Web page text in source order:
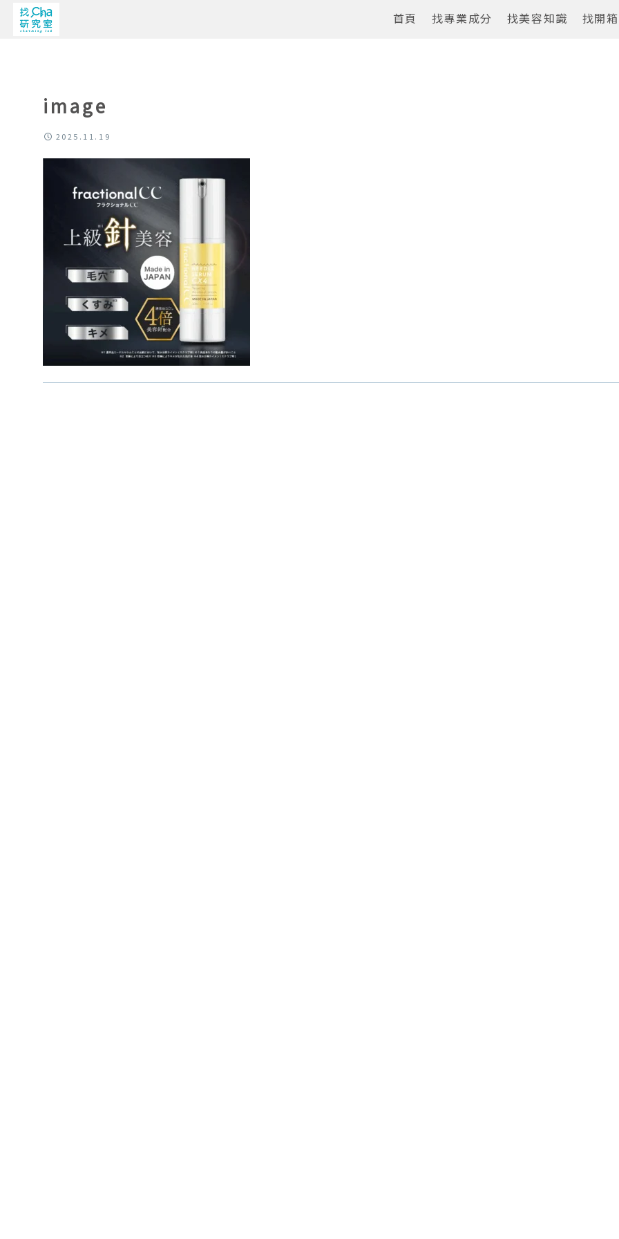
首頁 找專業成分 找美容知識 找開
image
2025.11.19